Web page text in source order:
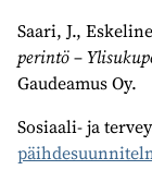
Saari, J.,
perintö –
Gaudeamus Oy.
Sosiaali- ja